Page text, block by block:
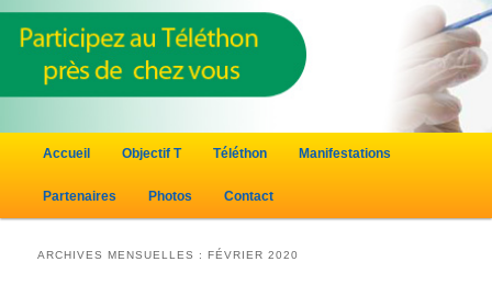
Aller au contenu principal
Aller au contenu secondaire
Accueil Objectif T Téléthon Manifestations
Partenaires Photos Contact
ARCHIVES MENSUELLES :FÉVRIER 2020